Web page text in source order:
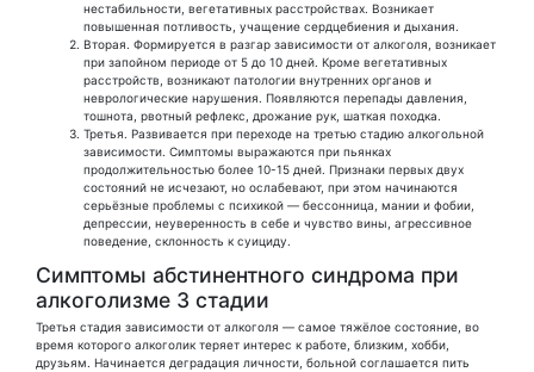
нестабильности, вегетативных расстройствах. Возникает
повышенная потливость, учащение сердцебиения и дыхания.
Вторая. Формируется в разгар зависимости от алкоголя, возникает
при запойном периоде от 5 до 10 дней. Кроме вегетативных
расстройств, возникают патологии внутренних органов и
неврологические нарушения. Появляются перепады давления,
тошнота, рвотный рефлекс, дрожание рук, шаткая походка.
Третья. Развивается при переходе на третью стадию алкогольной
зависимости. Симптомы выражаются при пьянках
продолжительностью более 10-15 дней. Признаки первых двух
состояний не исчезают, но ослабевают, при этом начинаются
серьёзные проблемы с психикой — бессонница, мании и фобии,
депрессии, неуверенность в себе и чувство вины, агрессивное
поведение, склонность к суициду.
Симптомы абстинентного синдрома при
алкоголизме 3 стадии
Третья стадия зависимости от алкоголя — самое тяжёлое состояние, во
время которого алкоголик теряет интерес к работе, близким, хобби,
друзьям. Начинается деградация личности, больной соглашается пить